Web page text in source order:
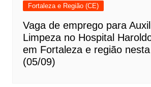
Fortaleza e Região (CE)
Vaga de emprego para
Limpeza no Hospital
em Fortaleza e região
(05/09)